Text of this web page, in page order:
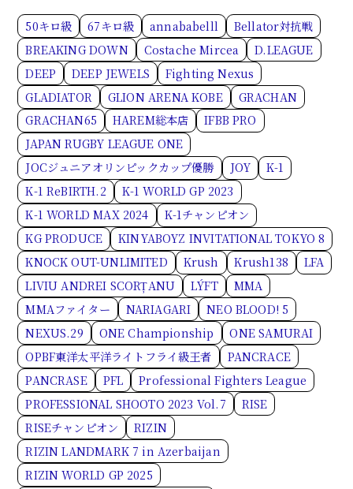
50キロ級 67キロ級 annababelll
Bellator対抗戦
BREAKING DOWN
Costache Mircea
D.LEAGUE
DEEP
DEEP JEWELS
Fighting Nexus
GLADIATOR
GLION ARENA KOBE
GRACHAN
GRACHAN65
HAREM総本店
IFBB PRO
JAPAN RUGBY LEAGUE ONE
JOCジュニアオリンピックカップ優勝
JOY
K-1
K-1 ReBIRTH.2
K-1 WORLD GP 2023
K-1 WORLD MAX 2024
K-1チャンピオン
KG PRODUCE
KINYABOYZ INVITATIONAL TOKYO 8
KNOCK OUT-UNLIMITED
Krush Krush138
LFA
LIVIU ANDREI SCORȚANU
LÝFT
MMA
MMAファイター
NARIAGARI
NEO BLOOD! 5
NEXUS.29
ONE Championship
ONE SAMURAI
OPBF東洋太平洋ライトフライ級王者
PANCRACE
PANCRASE
PFL
Professional Fighters League
PROFESSIONAL SHOOTO 2023 Vol.7
RISE
RISEチャンピオン
RIZIN
RIZIN LANDMARK 7 in Azerbaijan
RIZIN WORLD GP 2025